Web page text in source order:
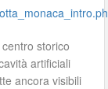
storico
artificiali
ancora visibili